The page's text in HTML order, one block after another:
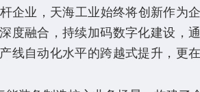
业，天海工业始终将创新作为
度融合，持续加码数字化建设，
线自动化水平的跨越式提升，更